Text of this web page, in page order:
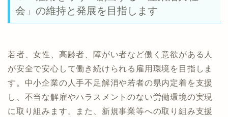
会」の維持と発展を目指します
若者、女性、高齢者、障がい者など働く意欲がある人
が安全で安心して働き続けられる雇用環境を目指しま
す。中小企業の人手不足解消や若者の県内定着を支援
し、不当な解雇やハラスメントのない労働環境の実現
に取り組みます。また、新規事業等への取り組み支援